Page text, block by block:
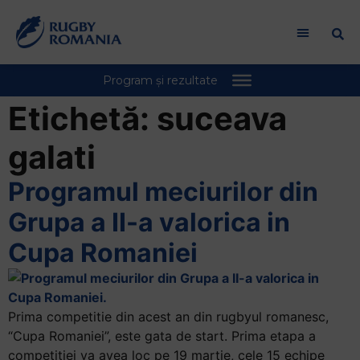
Etichetă: suceava
galati
Programul meciurilor din
Grupa a II-a valorica in
Cupa Romaniei
Prima competitie din acest an din rugbyul romanesc,
“Cupa Romaniei”, este gata de start. Prima etapa a
competitiei va avea loc pe 19 martie, cele 15 echipe